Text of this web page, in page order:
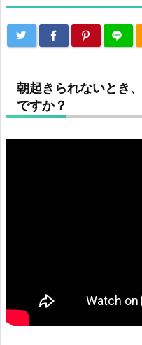
朝起きられないとき、
ですか？